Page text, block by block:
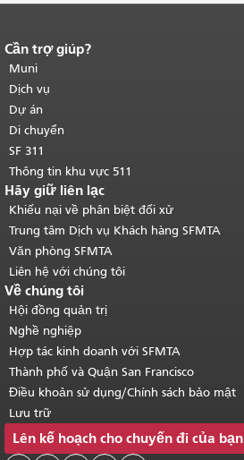
Kết thúc nội dung trang.
của trang này được lặp lại trên mọi
trang.Quay lại đầu trang nội dung
chính.
Cần trợ giúp?
Muni
Dịch vụ
Dự án
Di chuyển
SF 311
Thông tin khu vực 511
Hãy giữ liên lạc
Khiếu nại về phân biệt đối xử
Trung tâm Dịch vụ Khách hàng SFMTA
Văn phòng SFMTA
Liên hệ với chúng tôi
Về chúng tôi
Hội đồng quản trị
Nghề nghiệp
Hợp tác kinh doanh với SFMTA
Thành phố và Quận San Francisco
Điều khoản sử dụng/Chính sách bảo mật
Lưu trữ
Lên kế hoạch cho chuyến đi của bạn